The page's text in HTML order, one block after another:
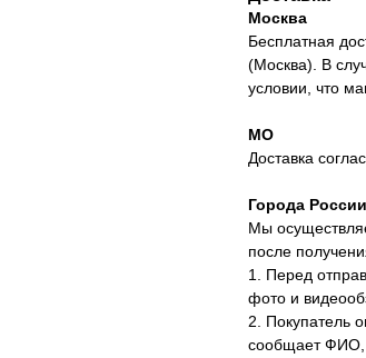
Москва
Бесплатная
(Москва). В
условии, что
МО
Доставка
Города России
Мы
после
1. Перед
фото и
2. Покупатель
сообщает ФИО,